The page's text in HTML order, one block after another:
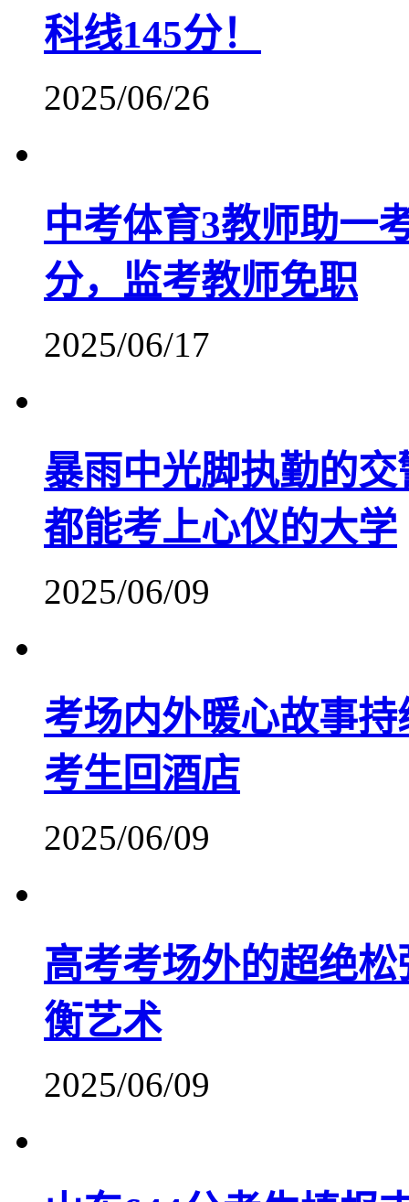
科线145分！
2025/06/26
中考体育3教师助一
分，监考教师免职
2025/06/17
暴雨中光脚执勤的
都能考上心仪的大学
2025/06/09
考场内外暖心故事
考生回酒店
2025/06/09
高考考场外的超绝
衡艺术
2025/06/09